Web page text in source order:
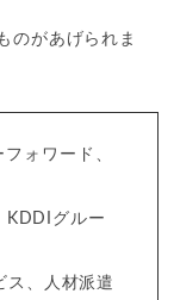
のがあげられま
ォワード、
KDDIグルー
ス、人材派遣